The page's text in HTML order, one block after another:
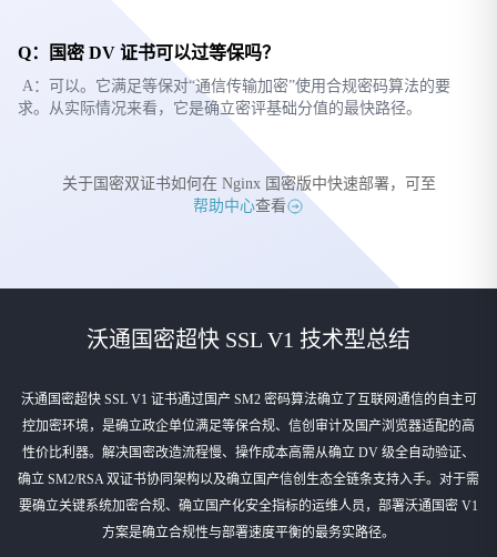
Q：国密 DV 证书可以过等保吗？
A：可以。它满足等保对“通信传输加密”使用合规密码算法的要
求。从实际情况来看，它是确立密评基础分值的最快路径。
关于国密双证书如何在 Nginx 国密版中快速部署，可至
帮助中心查看
沃通国密超快 SSL V1 技术型总结
沃通国密超快 SSL V1 证书通过国产 SM2 密码算法确立了互联网通信的自主可
控加密环境，是确立政企单位满足等保合规、信创审计及国产浏览器适配的高
性价比利器。解决国密改造流程慢、操作成本高需从确立 DV 级全自动验证、
确立 SM2/RSA 双证书协同架构以及确立国产信创生态全链条支持入手。对于需
要确立关键系统加密合规、确立国产化安全指标的运维人员，部署沃通国密 V1
方案是确立合规性与部署速度平衡的最务实路径。